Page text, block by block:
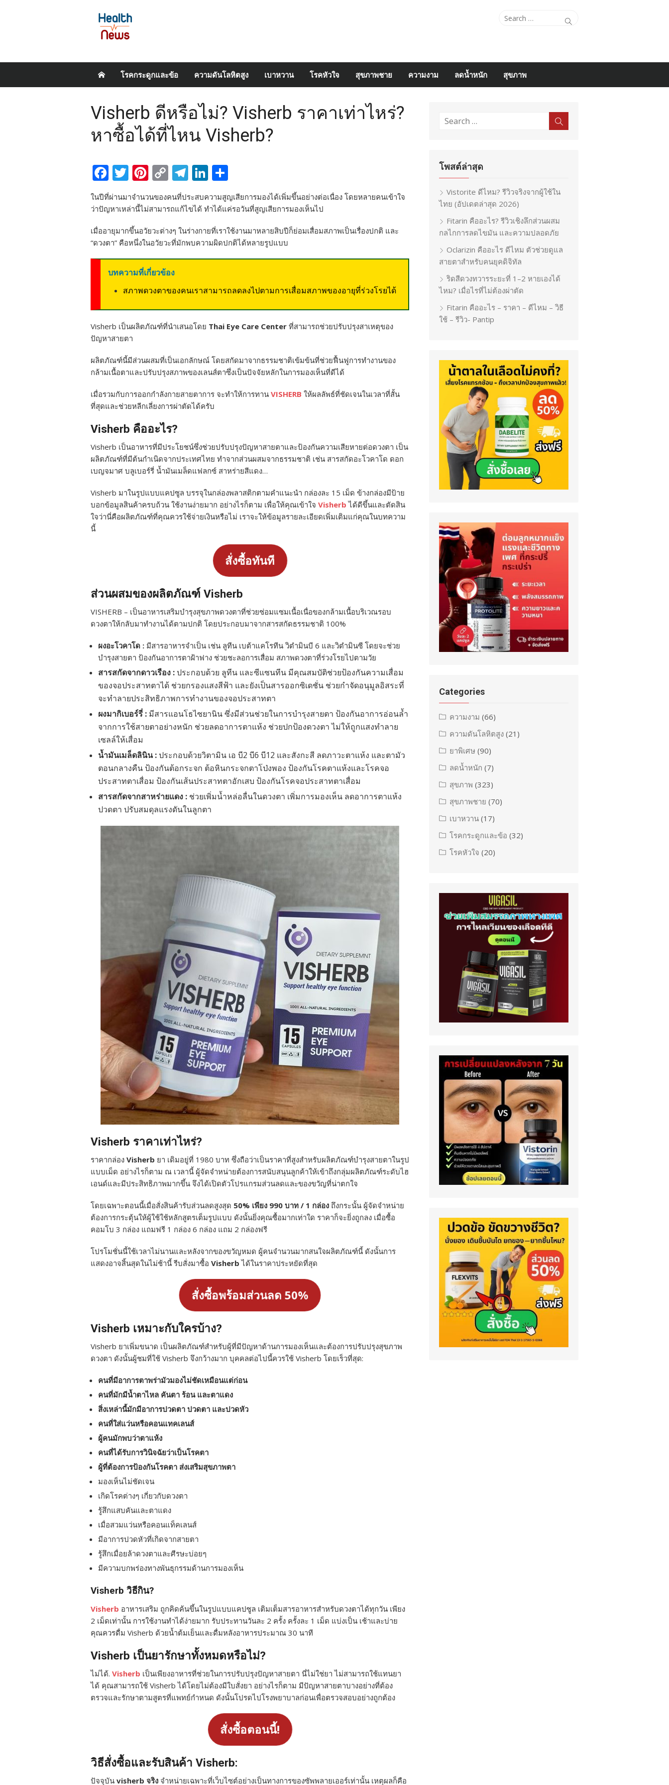
Search
Search
โรคกระดูกและข้อ ความดันโลหิตสูง เบาหวาน โรคหัวใจ สุขภาพชาย ความงาม ลดน้ำหนัก สุขภาพ
Visherb ดีหรือไม่? Visherb ราคาเท่าไหร่?
หาซื้อได้ที่ไหน Visherb?
Facebook
Twitter
Pinterest
Copy
Link
Telegram
LinkedIn
ในปีที่ผ่านมาจำนวนของคนที่ประสบความสูญเสียการมองได้เพิ่มขึ้นอย่างต่อเนื่อง โดยหลายคนเข้าใจ
ว่าปัญหาเหล่านี้ไม่สามารถแก้ไขได้ ทำได้แค่รอวันที่สูญเสียการมองเห็นไป
เมื่ออายุมากขึ้นอวัยวะต่างๆ ในร่างกายที่เราใช้งานมาหลายสิบปีก็ย่อมเสื่อมสภาพเป็นเรื่องปกติ และ
“ดวงตา” คือหนึ่งในอวัยวะที่มักพบความผิดปกติได้หลายรูปแบบ
บทความที่เกี่ยวข้อง
สภาพดวงตาของคนเราสามารถลดลงไปตามการเสื่อมสภาพของอายุที่ร่วงโรยได้
Visherb เป็นผลิตภัณฑ์ที่นำเสนอโดย Thai Eye Care Center ที่สามารถช่วยปรับปรุงสาเหตุของ
ปัญหาสายตา
ผลิตภัณฑ์นี้มีส่วนผสมที่เป็นเอกลักษณ์ โดยสกัดมาจากธรรมชาติเข้มข้นที่ช่วยฟื้นฟูการทำงานของ
กล้ามเนื้อตาและปรับปรุงสภาพของเลนส์ตาซึ่งเป็นปัจจัยหลักในการมองเห็นที่ดีได้
เมื่อรวมกับการออกกำลังกายสายตาการ จะทำให้การทาน VISHERB ให้ผลลัพธ์ที่ชัดเจนในเวลาที่สั้น
ที่สุดและช่วยหลีกเลี่ยงการผ่าตัดได้ครับ
Visherb คืออะไร?
Visherb เป็นอาหารที่มีประโยชน์ซึ่งช่วยปรับปรุงปัญหาสายตาและป้องกันความเสียหายต่อดวงตา เป็น
ผลิตภัณฑ์ที่มีต้นกำเนิดจากประเทศไทย ทำจากส่วนผสมจากธรรมชาติ เช่น สารสกัดอะโวคาโด ดอก
เบญจมาศ บลูเบอร์รี่ น้ำมันเมล็ดแฟลกซ์ สาหร่ายสีแดง…
Visherb มาในรูปแบบแคปซูล บรรจุในกล่องพลาสติกตามคำแนะนำ กล่องละ 15 เม็ด ข้างกล่องมีป้าย
บอกข้อมูลสินค้าครบถ้วน ใช้งานง่ายมาก อย่างไรก็ตาม เพื่อให้คุณเข้าใจ Visherb ได้ดีขึ้นและตัดสิน
ใจว่านี่คือผลิตภัณฑ์ที่คุณควรใช้จ่ายเงินหรือไม่ เราจะให้ข้อมูลรายละเอียดเพิ่มเติมแก่คุณในบทความ
นี้
สั่งซื้อทันที
ส่วนผสมของผลิตภัณฑ์ Visherb
VISHERB – เป็นอาหารเสริมบำรุงสุขภาพดวงตาที่ช่วยซ่อมแซมเนื้อเนื่อของกล้ามเนื้อบริเวณรอบ
ดวงตาให้กลับมาทำงานได้ตามปกติ โดยประกอบมาจากสารสกัดธรรมชาติ 100%
ผงอะโวคาโด : มีสารอาหารจำเป็น เช่น ลูทีน เบต้าแคโรทีน วิตำมินบี 6 และวิตำมินซี โดยจะช่วย
บำรุงสายตา ป้องกันอาการตาฝ้าฟาง ช่วยชะลอการเสื่อม สภาพดวงตาที่ร่วงโรยไปตามวัย
สารสกัดจากดาวเรือง :ประกอบด้วย ลูทีน และซีแซนทีน มีคุณสมบัติช่วยป้องกันความเสื่อม
ของจอประสาทตาได้ ช่วยกรองแสงสีฟ้า และยังเป็นสารออกซิเดชั่น ช่วยกำจัดอนุมูลอิสระที่
จะทำลายประสิทธิภาพการทำงานของจอประสาทตา
ผงมากิเบอร์รี่ : มีสารแอนโธไซยานิน ซึ่งมีส่วนช่วยในการบำรุงสายตา ป้องกันอาการอ่อนล้ำ
จากการใช้สายตาอย่างหนัก ช่วยลดอาการตาแห้ง ช่วยปกป้องดวงตา ไม่ให้ถูกแสงทำลาย
เซลล์ให้เสื่อม
น้ำมันเมล็ดลินิน :ประกอบด้วยวิตามิน เอ บี2 บี6 บี12 และสังกะสี ลดภาวะตาแห้ง และตามัว
ตอนกลางคืน ป้องกันต้อกระจก ต้อหินกระจกตาโป่งพอง ป้องกันโรคตาแห้งและโรคจอ
ประสาทตาเสื่อม ป้องกันเส้นประสาทตาอักเสบ ป้องกันโรคจอประสาทตาเสื่อม
สารสกัดจากสาหร่ายแดง : ช่วยเพิ่มน้ำหล่อลื่นในดวงตา เพิ่มการมองเห็น ลดอาการตาแห้ง
ปวดตา ปรับสมดุลแรงดันในลูกตา
Visherb ราคาเท่าไหร่?
ราคากล่อง Visherb ยา เดิมอยู่ที่ 1980 บาท ซึ่งถือว่าเป็นราคาที่สูงสำหรับผลิตภัณฑ์บำรุงสายตาในรูป
แบบเม็ด อย่างไรก็ตาม ณ เวลานี้ ผู้จัดจำหน่ายต้องการสนับสนุนลูกค้าให้เข้าถึงกลุ่มผลิตภัณฑ์ระดับไฮ
เอนด์และมีประสิทธิภาพมากขึ้น จึงได้เปิดตัวโปรแกรมส่วนลดและของขวัญที่น่าตกใจ
โดยเฉพาะตอนนี้เมื่อสั่งสินค้ารับส่วนลดสูงสุด 50% เพียง 990 บาท / 1 กล่อง ถึงกระนั้น ผู้จัดจำหน่าย
ต้องการกระตุ้นให้ผู้ใช้ใช้หลักสูตรเต็มรูปแบบ ดังนั้นยิ่งคุณซื้อมากเท่าใด ราคาก็จะยิ่งถูกลง เมื่อซื้อ
คอมโบ 3 กล่อง แถมฟรี 1 กล่อง 6 กล่อง แถม 2 กล่องฟรี
โปรโมชั่นนี้ใช้เวลาไม่นานและหลังจากของขวัญหมด ผู้คนจำนวนมากสนใจผลิตภัณฑ์นี้ ดังนั้นการ
แสดงอาจสิ้นสุดในไม่ช้านี้ รีบสั่งมาซื้อ Visherb ได้ในราคาประหยัดที่สุด
สั่งซื้อพร้อมส่วนลด 50%
Visherb เหมาะกับใครบ้าง?
Visherb ยาเพิ่มขนาด เป็นผลิตภัณฑ์สำหรับผู้ที่มีปัญหาด้านการมองเห็นและต้องการปรับปรุงสุขภาพ
ดวงตา ดังนั้นผู้ชมที่ใช้ Visherb จึงกว้างมาก บุคคลต่อไปนี้ควรใช้ Visherb โดยเร็วที่สุด:
คนที่มีอาการตาพร่ามัวมองไม่ชัดเหมือนแต่ก่อน
คนที่มักมีน้ำตาไหล คันตา ร้อน และตาแดง
สิ่งเหล่านี้มักมีอาการปวดตา ปวดตา และปวดหัว
คนที่ใส่แว่นหรือคอนแทคเลนส์
ผู้คนมักพบว่าตาแห้ง
คนที่ได้รับการวินิจฉัยว่าเป็นโรคตา
ผู้ที่ต้องการป้องกันโรคตา ส่งเสริมสุขภาพตา
มองเห็นไม่ชัดเจน
เกิดโรคต่างๆ เกี่ยวกับดวงตา
รู้สึกแสบคันและตาแดง
เมื่อสวมแว่นหรือคอนแท็คเลนส์
มีอาการปวดหัวที่เกิดจากสายตา
รู้สึกเมื่อยล้าดวงตาและศีรษะบ่อยๆ
มีความบกพร่องทางพันธุกรรมด้านการมองเห็น
Visherb วิธีกิน?
Visherb อาหารเสริม ถูกคิดค้นขึ้นในรูปแบบแคปซูล เติมเต็มสารอาหารสำหรับดวงตาได้ทุกวัน เพียง
2 เม็ดเท่านั้น การใช้งานทำได้ง่ายมาก รับประทานวันละ 2 ครั้ง ครั้งละ 1 เม็ด แบ่งเป็น เช้าและบ่าย
คุณควรดื่ม Visherb ด้วยน้ำต้มเย็นและดื่มหลังอาหารประมาณ 30 นาที
Visherb เป็นยารักษาทั้งหมดหรือไม่?
ไม่ได้. Visherb เป็นเพียงอาหารที่ช่วยในการปรับปรุงปัญหาสายตา นี่ไม่ใช่ยา ไม่สามารถใช้แทนยา
ได้ คุณสามารถใช้ Visherb ได้โดยไม่ต้องมีใบสั่งยา อย่างไรก็ตาม มีปัญหาสายตาบางอย่างที่ต้อง
ตรวจและรักษาตามสูตรที่แพทย์กำหนด ดังนั้นโปรดไปโรงพยาบาลก่อนเพื่อตรวจสอบอย่างถูกต้อง
สั่งซื้อตอนนี้!
วิธีสั่งซื้อและรับสินค้า Visherb:
ปัจจุบัน visherb จริง จำหน่ายเฉพาะที่เว็บไซต์อย่างเป็นทางการของซัพพลายเออร์เท่านั้น เหตุผลก็คือ
Search
Search
โพสต์ล่าสุด
Vistorite ดีไหม? รีวิวจริงจากผู้ใช้ใน
ไทย (อัปเดตล่าสุด 2026)
Fitarin คืออะไร? รีวิวเชิงลึกส่วนผสม
กลไกการลดไขมัน และความปลอดภัย
Oclarizin คืออะไร ดีไหม ตัวช่วยดูแล
สายตาสำหรับคนยุคดิจิทัล
ริดสีดวงทวารระยะที่ 1–2 หายเองได้
ไหม? เมื่อไรที่ไม่ต้องผ่าตัด
Fitarin คืออะไร – ราคา – ดีไหม – วิธี
ใช้ – รีวิว- Pantip
Categories
ความงาม (66)
ความดันโลหิตสูง (21)
ยาพิเศษ (90)
ลดน้ำหนัก (7)
สุขภาพ (323)
สุขภาพชาย (70)
เบาหวาน (17)
โรคกระดูกและข้อ (32)
โรคหัวใจ (20)